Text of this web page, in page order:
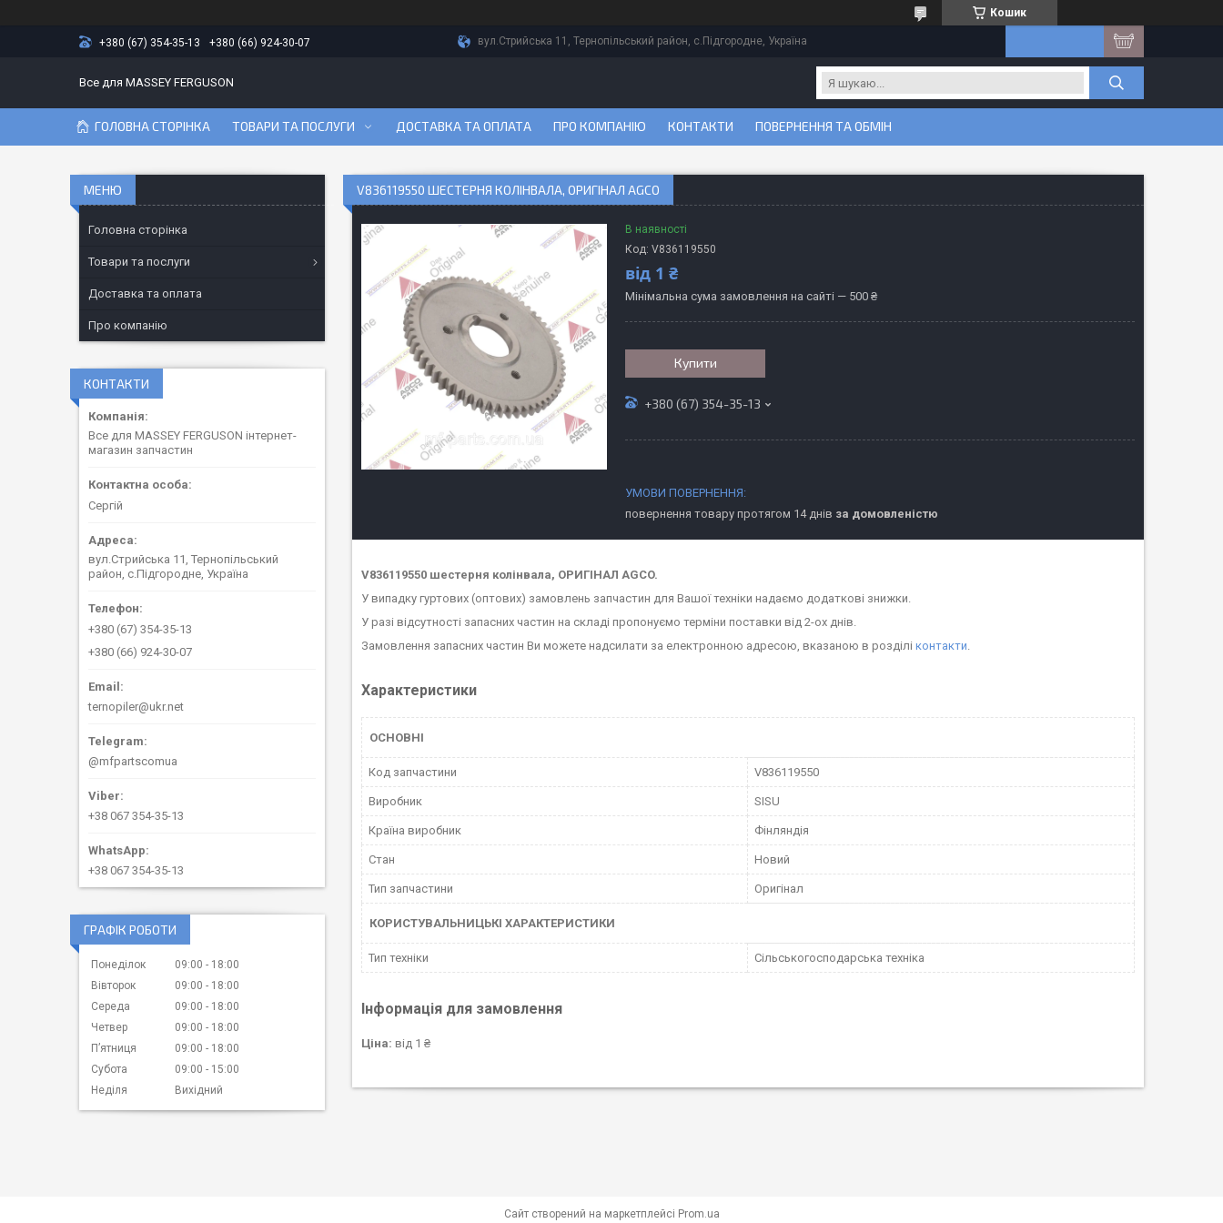
Кошик
+380 (67) 354-35-13 +380 (66) 924-30-07 вул.Стрийська 11, Тернопільський район, с.Підгородне, Україна
Все для MASSEY FERGUSON
ГОЛОВНА СТОРІНКА ТОВАРИ ТА ПОСЛУГИ ДОСТАВКА ТА ОПЛАТА ПРО КОМПАНІЮ КОНТАКТИ ПОВЕРНЕННЯ ТА ОБМІН
V836119550 ШЕСТЕРНЯ КОЛІНВАЛА, ОРИГІНАЛ AGCO
В наявності
Код: V836119550
від 1 ₴
Мінімальна сума замовлення на сайті — 500 ₴
Купити
+380 (67) 354-35-13
повернення товару протягом 14 днів за домовленістю
V836119550 шестерня колінвала, ОРИГІНАЛ AGCO.
У випадку гуртових (оптових) замовлень запчастин для Вашої техніки надаємо додаткові знижки.
У разі відсутності запасних частин на складі пропонуємо терміни поставки від 2-ох днів.
Замовлення запасних частин Ви можете надсилати за електронною адресою, вказаною в розділі контакти
Характеристики
ОСНОВНІ
Код запчастини V836119550
Виробник SISU
Країна виробник Фінляндія
Стан Новий
Тип запчастини Оригінал
КОРИСТУВАЛЬНИЦЬКІ ХАРАКТЕРИСТИКИ
Тип техніки Сільськогосподарська техніка
Інформація для замовлення
Ціна: від 1 ₴
Головна сторінка
Товари та послуги
Доставка та оплата
Про компанію
КОНТАКТИ
Все для MASSEY FERGUSON інтернет-
магазин запчастин
Сергій
вул.Стрийська 11, Тернопільський
район, с.Підгородне, Україна
+380 (67) 354-35-13
+380 (66) 924-30-07
ternopiler@ukr.net
@mfpartscomua
+38 067 354-35-13
+38 067 354-35-13
ГРАФІК РОБОТИ
Понеділок 09:00
18:00
Вівторок
09:00
18:00
Середа
09:00
18:00
Четвер
09:00
18:00
Пʼятниця
09:00
18:00
Субота
09:00
15:00
Неділя
Вихідний
Сайт створений на маркетплейсі Prom.ua